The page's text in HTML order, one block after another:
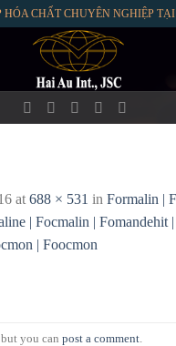
HÓA CHẤT CHUYÊN NGHIỆP
at 688 × 531 in Formalin |
| Focmalin | Fomandehit
| Foocmon
you can post a comment